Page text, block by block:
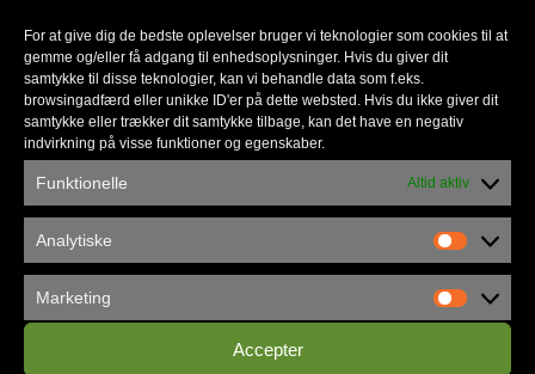
For at give dig de bedste oplevelser bruger vi teknologier som cookies til at
gemme og/eller få adgang til enhedsoplysninger. Hvis du giver dit
samtykke til disse teknologier, kan vi behandle data som f.eks.
browsingadfærd eller unikke ID'er på dette websted. Hvis du ikke giver dit
samtykke eller trækker dit samtykke tilbage, kan det have en negativ
indvirkning på visse funktioner og egenskaber.
Funktionelle Altid aktiv
Analytiske
Marketing
Accepter
Fusce egestas elit eget lorem. Donec sodales sagittis
magna. Vestibulum volutpat pretium libero. Integer ante
arcu, accumsan a, consectetuer eget, posuere ut,
mauris. Cras ultricies mi eu turpis hendrerit fringilla.
MORE DETAILS